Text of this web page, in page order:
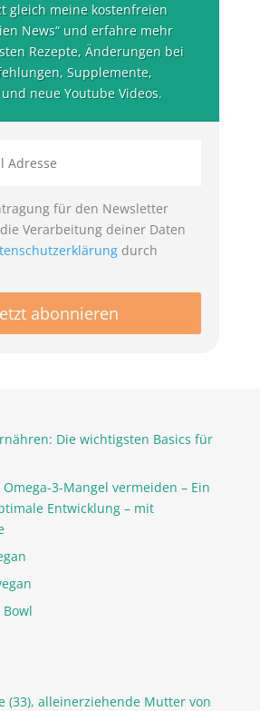
gleich meine kostenfreien
News“ und erfahre mehr
Rezepte, Änderungen bei
Supplemente,
neue Youtube Videos.
für den Newsletter
Verarbeitung deiner Daten
durch
Die wichtigsten Basics für
3-Mangel vermeiden – Ein
Entwicklung – mit
(33), alleinerziehende Mutter von